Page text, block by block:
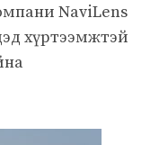
NaviLens
хүртээмжтэй